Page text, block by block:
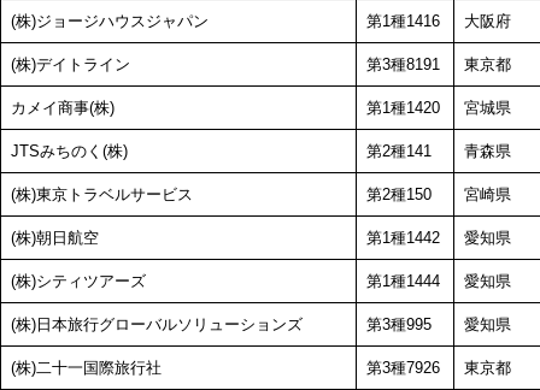
(株)ジョージハウスジャパン 第1種1416 大阪府
(株)デイトライン 第3種8191 東京都
カメイ商事(株) 第1種1420 宮城県
JTSみちのく(株) 第2種141 青森県
(株)東京トラベルサービス 第2種150 宮崎県
(株)朝日航空 第1種1442 愛知県
(株)シティツアーズ 第1種1444 愛知県
(株)日本旅行グローバルソリューションズ 第3種995 愛知県
(株)二十一国際旅行社 第3種7926 東京都